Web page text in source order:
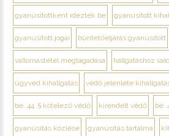
gyanúsítottként idéztek be gyanúsított
gyanúsított jogai büntetőeljárás gyanúsított
vallomástétel megtagadása hallgatáshoz
ügyvéd kihallgatás védő jelenléte
be. 44. § kötelező védő kirendelt védő be.
gyanúsítás közlése gyanúsítás tartalma